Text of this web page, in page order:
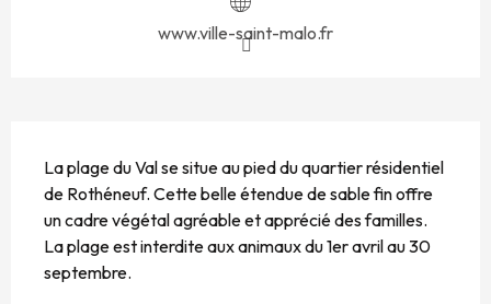
www.ville-saint-malo.fr
La plage du Val se situe au pied du quartier résidentiel
de Rothéneuf. Cette belle étendue de sable fin offre
un cadre végétal agréable et apprécié des familles.
La plage est interdite aux animaux du 1er avril au 30
septembre.